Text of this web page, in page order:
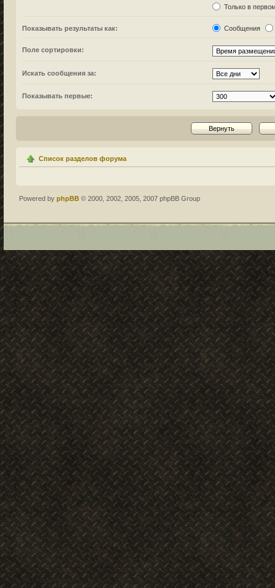
Только в
Показывать результаты как: Сообщения
Поле сортировки:
Искать сообщения за:
Показывать первые:
Список разделов форума
Powered by phpBB © 2000, 2002, 2005, 2007 phpBB Group